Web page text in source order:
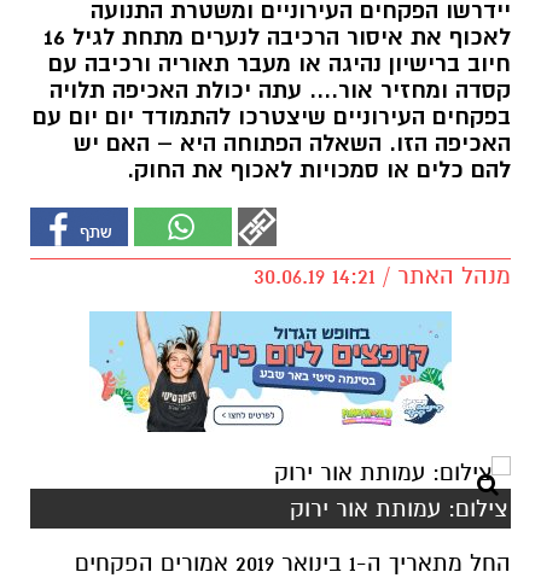
יידרשו הפקחים העירוניים ומשטרת התנועה
לאכוף את איסור הרכיבה לנערים מתחת לגיל 16
חיוב ברישיון נהיגה או מעבר תאוריה ורכיבה עם
קסדה ומחזיר אור.... עתה יכולת האכיפה תלויה
בפקחים העירוניים שיצטרכו להתמודד יום יום עם
האכיפה הזו. השאלה הפתוחה היא – האם יש
להם כלים או סמכויות לאכוף את החוק.
מנהל האתר / 14:21 30.06.19
צילום: עמותת אור ירוק
החל מתאריך ה-1 בינואר 2019 אמורים הפקחים